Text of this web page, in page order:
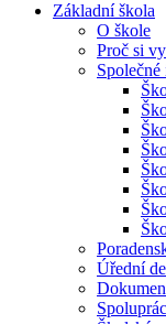
Základní škola
O škole
Proč si
Úřední